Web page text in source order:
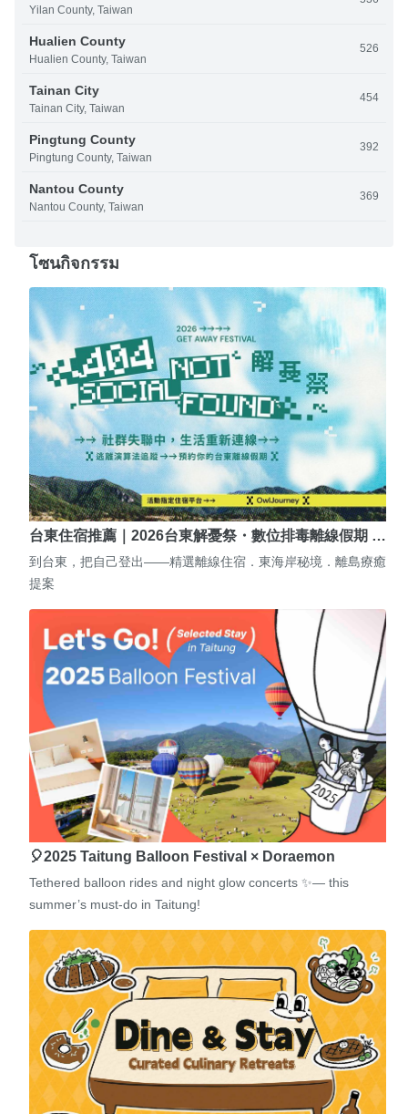
Yilan County, Taiwan
Hualien County
Hualien County, Taiwan
526
Tainan City
Tainan City, Taiwan
454
Pingtung County
Pingtung County, Taiwan
392
Nantou County
Nantou County, Taiwan
369
โซนกิจกรรม
台東住宿推薦｜2026台東解憂祭・數位排毒離線假期 …
到台東，把自己登出——精選離線住宿．東海岸秘境．離島療癒
提案
🎈2025 Taitung Balloon Festival × Doraemon
Tethered balloon rides and night glow concerts ✨— this
summer’s must-do in Taitung!